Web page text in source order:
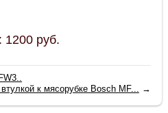
1200 руб.
к мясорубке Bosch MF... →